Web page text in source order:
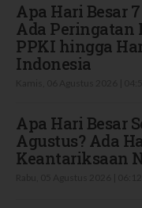
Apa Hari Besar
Ada Peringatan
PPKI hingga
Indonesia
Apa Hari Besar
Agustus? Ada
Keantariksaan